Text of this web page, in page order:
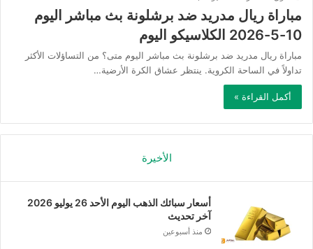
مباراة ريال مدريد ضد برشلونة بث مباشر اليوم
10-5-2026 الكلاسيكو اليوم
مباراة ريال مدريد ضد برشلونة بث مباشر اليوم متى؟ من التساؤلات الأكثر
تداولاً في الساحة الكروية. ينتظر عشاق الكرة الأرضية…
أكمل القراءة »
الأخيرة
أسعار سبائك الذهب اليوم الأحد 26 يوليو 2026
آخر تحديث
منذ أسبوعين